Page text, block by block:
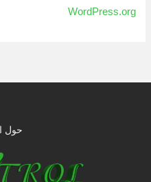
WordPress.org
حول